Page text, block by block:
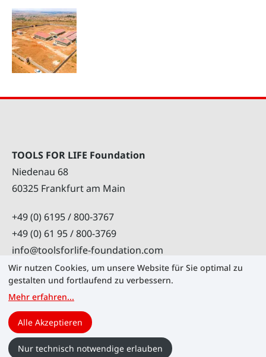
TOOLS FOR LIFE Foundation
Niedenau 68
60325 Frankfurt am Main
+49 (0) 6195 / 800-3767
+49 (0) 61 95 / 800-3769
info@toolsforlife-foundation.com
Cookies verwalten
Impressum
Datenschutz
©2026TOOLS FOR LIFE Foundation
Wir nutzen Cookies, um unsere Website für Sie optimal zu
gestalten und fortlaufend zu verbessern.
Mehr erfahren...
Nur technisch notwendige erlauben
Alle Akzeptieren